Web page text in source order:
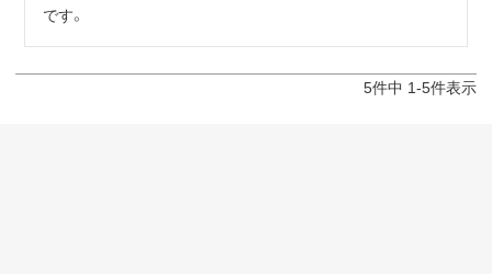
です。
5件中 1-5件表示